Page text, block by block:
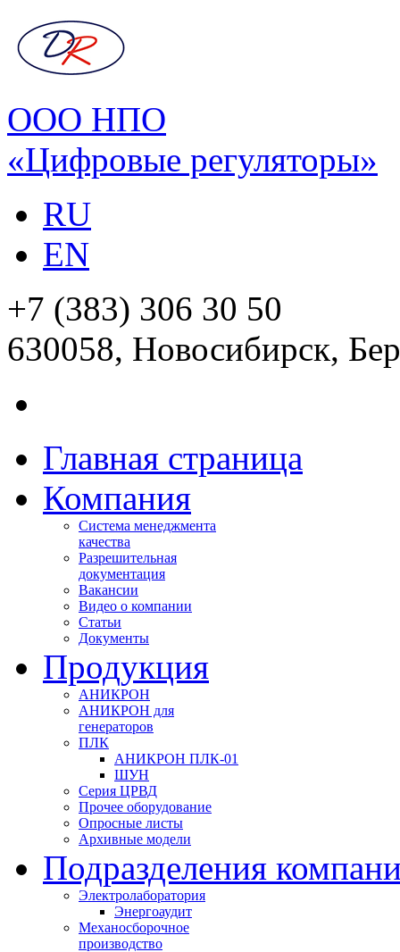
ООО НПО
«Цифровые регуляторы»
RU
EN
+7 (383) 306 30 50
630058, Новосибирск,
Главная страница
Компания
Система менеджмента
качества
Разрешительная
документация
Вакансии
Видео о компании
Статьи
Документы
Продукция
АНИКРОН
АНИКРОН для
генераторов
ПЛК
АНИКРОН ПЛК-01
ШУН
Серия ЦРВД
Прочее оборудование
Опросные листы
Архивные модели
Подразделения
Электролаборатория
Энергоаудит
Механосборочное
производство